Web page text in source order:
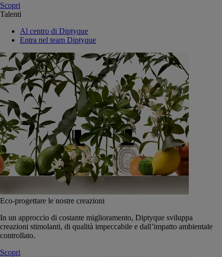
Scopri
Talenti
Al centro di Diptyque
Entra nel team Diptyque
Eco-progettare le nostre creazioni
In un approccio di costante miglioramento, Diptyque sviluppa
creazioni stimolanti, di qualità impeccabile e dall’impatto ambientale
controllato.
Scopri